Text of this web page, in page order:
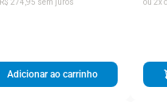
R$ 274 95 sem juros
Adicionar ao carrinho
ou 2x